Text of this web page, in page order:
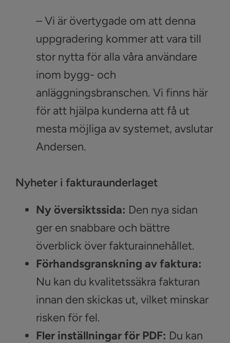
– Vi är övertygade om att denna
uppgradering kommer att vara till
stor nytta för alla våra användare
inom bygg- och
anläggningsbranschen. Vi finns här
för att hjälpa kunderna att få ut
mesta möjliga av systemet, avslutar
Andersen.
Nyheter i fakturaunderlaget
Ny översiktssida: Den nya sidan
ger en snabbare och bättre
överblick över fakturainnehållet.
Förhandsgranskning av faktura:
Nu kan du kvalitetssäkra fakturan
innan den skickas ut, vilket minskar
risken för fel.
Fler inställningar för PDF: Du kan